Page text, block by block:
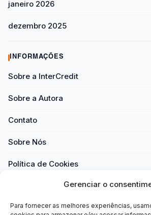
Gerenciar o
Para fornecer as melhores experiências,
janeiro 2026
dezembro 2025
INFORMAÇÕES
Sobre a InterCredit
Sobre a Autora
Contato
Sobre Nós
Política de Cookies
Política de Privacidade
Termos e Condições